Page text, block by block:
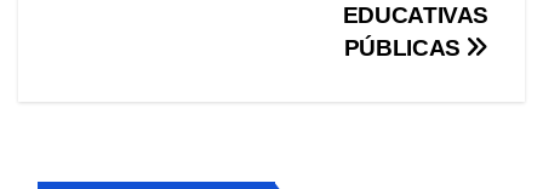
EDUCATIVAS
PÚBLICAS